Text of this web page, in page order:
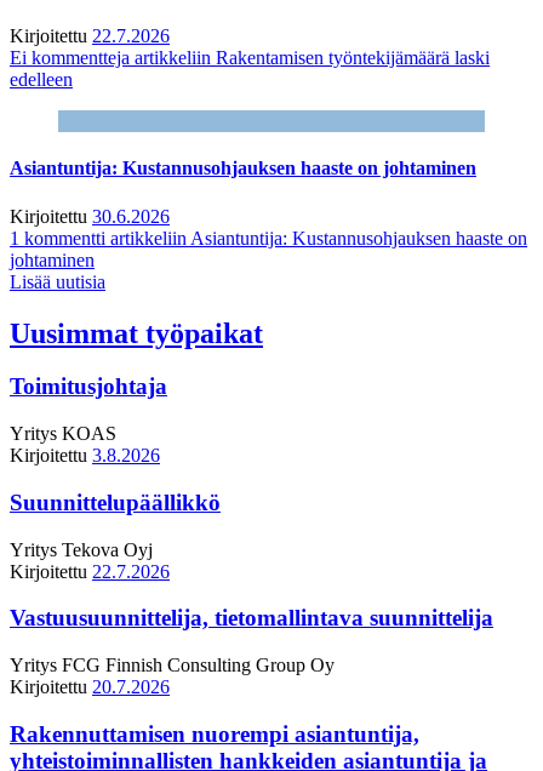
Kirjoitettu 22.7.2026
Ei kommentteja artikkeliin Rakentamisen työntekijämäärä laski
edelleen
Asiantuntija: Kustannusohjauksen haaste on johtaminen
Kirjoitettu 30.6.2026
1 kommentti artikkeliin Asiantuntija: Kustannusohjauksen haaste on
johtaminen
Lisää uutisia
Uusimmat työpaikat
Toimitusjohtaja
Yritys KOAS
Kirjoitettu 3.8.2026
Suunnittelupäällikkö
Yritys Tekova Oyj
Kirjoitettu 22.7.2026
Vastuusuunnittelija, tietomallintava suunnittelija
Yritys FCG Finnish Consulting Group Oy
Kirjoitettu 20.7.2026
Rakennuttamisen nuorempi asiantuntija,
yhteistoiminnallisten hankkeiden asiantuntija ja